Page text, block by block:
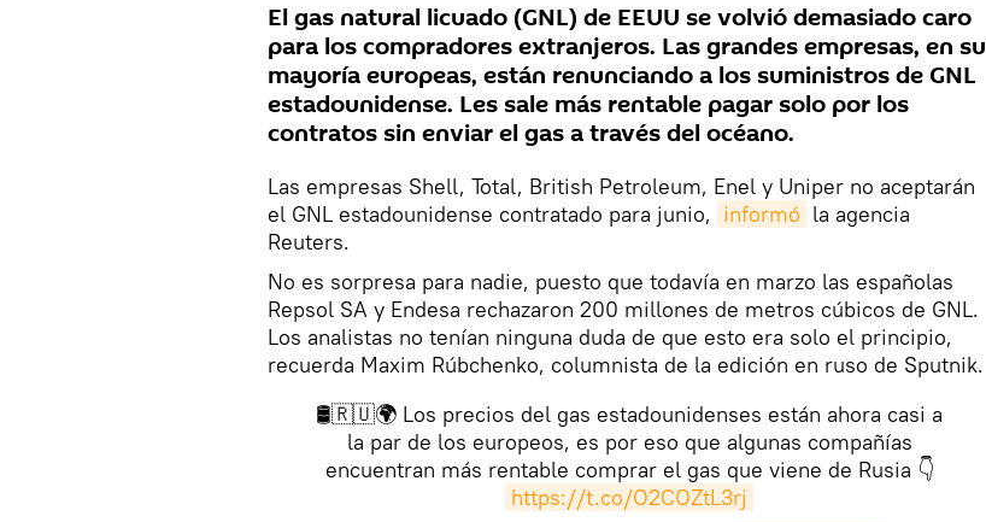
El gas natural licuado (GNL) de EEUU se volvió demasiado caro
para los compradores extranjeros. Las grandes empresas, en su
mayoría europeas, están renunciando a los suministros de GNL
estadounidense. Les sale más rentable pagar solo por los
contratos sin enviar el gas a través del océano.
Las empresas Shell, Total, British Petroleum, Enel y Uniper no aceptarán
el GNL estadounidense contratado para junio, informó la agencia
Reuters.
No es sorpresa para nadie, puesto que todavía en marzo las españolas
Repsol SA y Endesa rechazaron 200 millones de metros cúbicos de GNL.
Los analistas no tenían ninguna duda de que esto era solo el principio,
recuerda Maxim Rúbchenko, columnista de la edición en ruso de Sputnik.
🛢️🇷🇺🌍 Los precios del gas estadounidenses están ahora casi a
la par de los europeos, es por eso que algunas compañías
encuentran más rentable comprar el gas que viene de Rusia 👇
https://t.co/O2COZtL3rj